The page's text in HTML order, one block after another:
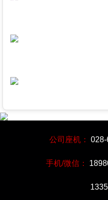
公司座机：
手机/微信：